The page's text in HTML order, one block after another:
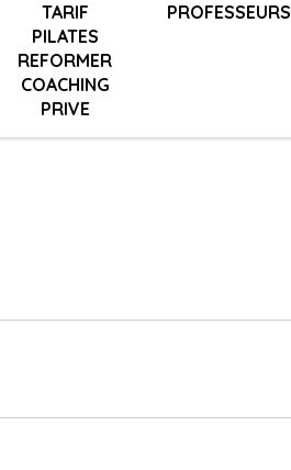
TARIF
PILATES
REFORMER
COACHING
PRIVE
PROFESSEURS